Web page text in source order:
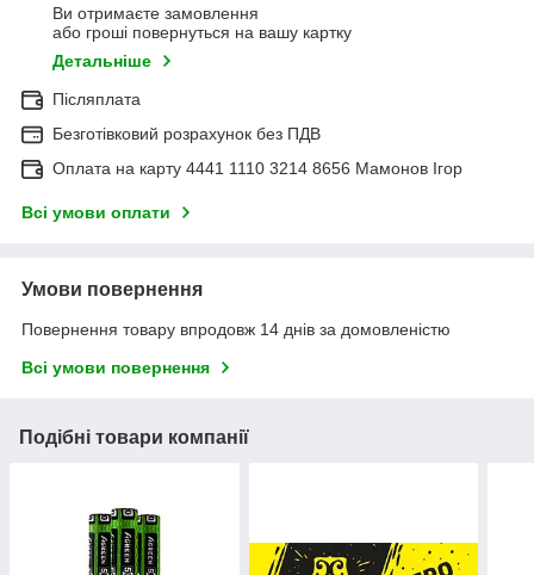
Ви отримаєте замовлення
або гроші повернуться на вашу картку
Детальніше
Післяплата
Безготівковий розрахунок без ПДВ
Оплата на карту 4441 1110 3214 8656 Мамонов Ігор
Всі умови оплати
Умови повернення
Повернення товару впродовж 14 днів за домовленістю
Всі умови повернення
Подібні товари компанії